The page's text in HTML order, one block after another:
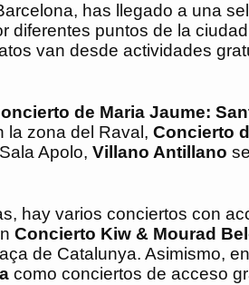
has llegado a una
diferentes puntos de la
van desde actividades
de Maria Jaume:
la zona del Raval, Concierto
Apolo, Villano Antillano
hay varios conciertos con
Concierto Kiw & Mourad
de Catalunya. Asimismo,
como conciertos de acceso